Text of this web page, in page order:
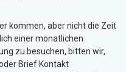
kommen, aber nicht die Zeit
einer monatlichen
zu besuchen, bitten wir,
Brief Kontakt